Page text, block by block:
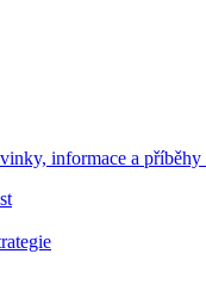
informace a příběhy